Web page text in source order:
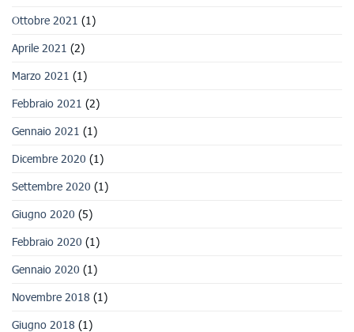
Ottobre 2021 (1)
Aprile 2021 (2)
Marzo 2021 (1)
Febbraio 2021 (2)
Gennaio 2021 (1)
Dicembre 2020 (1)
Settembre 2020 (1)
Giugno 2020 (5)
Febbraio 2020 (1)
Gennaio 2020 (1)
Novembre 2018 (1)
Giugno 2018 (1)